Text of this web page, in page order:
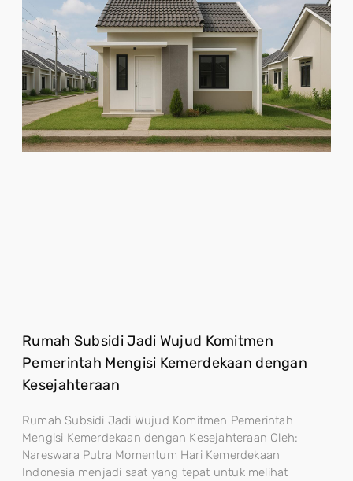
Rumah Subsidi Jadi Wujud Komitmen
Pemerintah Mengisi Kemerdekaan dengan
Kesejahteraan
Rumah Subsidi Jadi Wujud Komitmen Pemerintah
Mengisi Kemerdekaan dengan Kesejahteraan Oleh:
Nareswara Putra Momentum Hari Kemerdekaan
Indonesia menjadi saat yang tepat untuk melihat